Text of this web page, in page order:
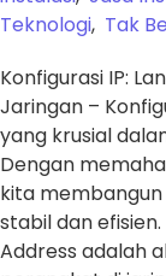
Teknologi, Tak
Konfigurasi IP:
Jaringan –
yang krusial
Dengan
kita
stabil dan
Address adalah